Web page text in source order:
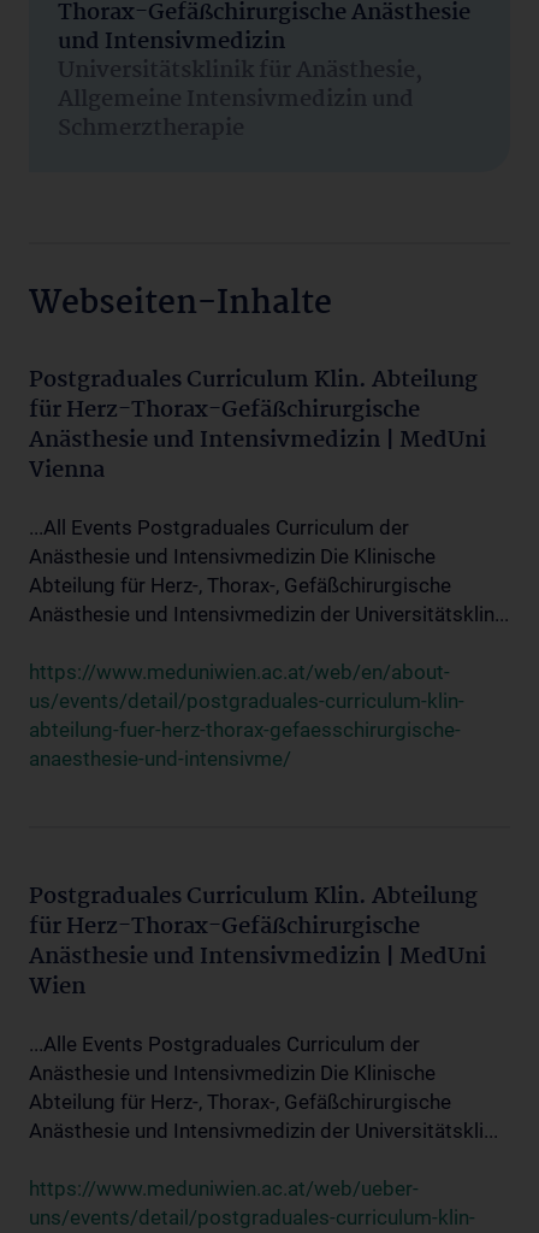
Thorax-Gefäßchirurgische Anästhesie
und Intensivmedizin
Universitätsklinik für Anästhesie,
Allgemeine Intensivmedizin und
Schmerztherapie
Webseiten-Inhalte
Postgraduales Curriculum Klin. Abteilung
für Herz-Thorax-Gefäßchirurgische
Anästhesie und Intensivmedizin | MedUni
Vienna
...All Events Postgraduales Curriculum der
Anästhesie und Intensivmedizin Die Klinische
Abteilung für Herz-, Thorax-, Gefäßchirurgische
Anästhesie und Intensivmedizin der Universitätsklin...
https://www.meduniwien.ac.at/web/en/about-
us/events/detail/postgraduales-curriculum-klin-
abteilung-fuer-herz-thorax-gefaesschirurgische-
anaesthesie-und-intensivme/
Postgraduales Curriculum Klin. Abteilung
für Herz-Thorax-Gefäßchirurgische
Anästhesie und Intensivmedizin | MedUni
Wien
...Alle Events Postgraduales Curriculum der
Anästhesie und Intensivmedizin Die Klinische
Abteilung für Herz-, Thorax-, Gefäßchirurgische
Anästhesie und Intensivmedizin der Universitätskli...
https://www.meduniwien.ac.at/web/ueber-
uns/events/detail/postgraduales-curriculum-klin-